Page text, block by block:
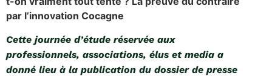
par l’innovation Cocagne
Cette journée d’étude réservée aux
professionnels, associations, élus et media a
donné lieu à la publication du dossier de presse